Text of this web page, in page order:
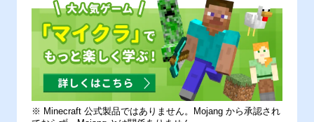
※ Minecraft 公式製品ではありません。Mojang から承認され